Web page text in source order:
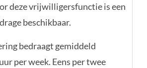
deze vrijwilligersfunctie is een
beschikbaar.
bedraagt gemiddeld
per week. Eens per twee